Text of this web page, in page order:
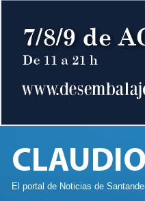
El portal de Noticias de